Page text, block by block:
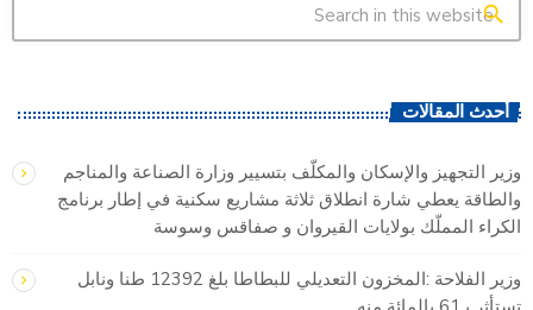
search
أحدث المقالات
وزير التجهيز والإسكان والمكلّف بتسيير وزارة الصناعة والمناجم
والطاقة يعطي شارة انطلاق ثلاثة مشاريع سكنية في إطار برنامج
الكراء المملّك بولايات القيروان و صفاقس وسوسة
وزير الفلاحة :المخزون التعديلي للبطاطا بلغ 12392 طنا ونابل